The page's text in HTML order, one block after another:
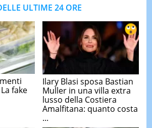
ULTIME 24 ORE
fake
Ilary Blasi sposa Bastian
Muller in una villa extra
lusso della Costiera
Amalfitana: quanto costa
...